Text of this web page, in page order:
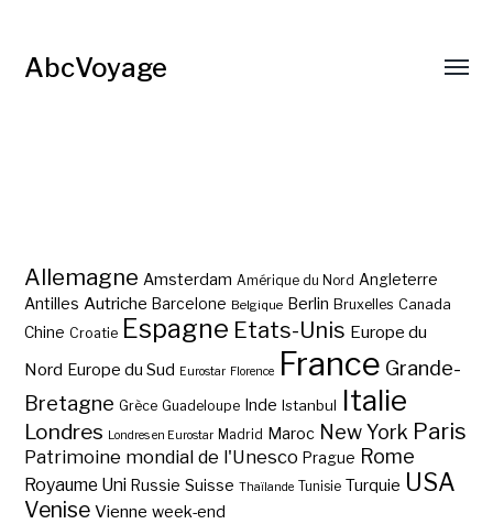
AbcVoyage
Allemagne Amsterdam Amérique du Nord Angleterre
Antilles Autriche Barcelone Belgique Berlin Bruxelles Canada
Chine Croatie Espagne Etats-Unis Europe du
Nord Europe du Sud Eurostar Florence France Grande-
Bretagne Grèce Guadeloupe Inde Istanbul Italie
Londres Londres en Eurostar Madrid Maroc New York Paris
Patrimoine mondial de l'Unesco Prague Rome
Royaume Uni Russie Suisse Thaïlande Tunisie Turquie USA
Venise Vienne week-end